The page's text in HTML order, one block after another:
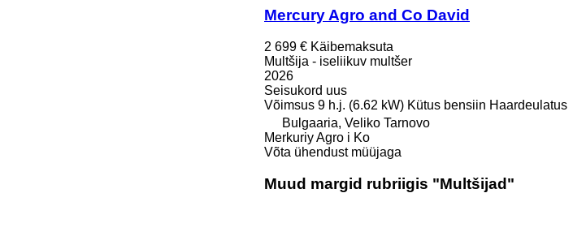
Mercury Agro and Co David
2 699 € Käibemaksuta
Multšija - iseliikuv multšer
2026
Seisukord uus
Võimsus 9 h.j. (6.62 kW) Kütus bensiin Haardeulatus
Bulgaaria, Veliko Tarnovo
Merkuriy Agro i Ko
Võta ühendust müüjaga
Muud margid rubriigis "Multšijad"